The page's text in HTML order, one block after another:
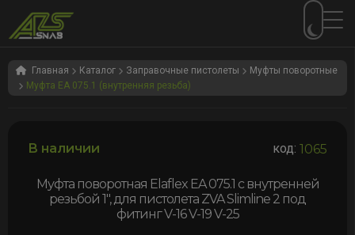
Перейти
навигации
Перейти
содержимому
Главная Каталог Заправочные пистолеты
Муфты поворотные
Муфта EA 075.1 (внутренняя резьба)
В наличии код: 1065
Муфта поворотная Elaflex EA 075.1 c внутренней
резьбой 1″, для пистолета ZVA Slimline 2 под
фитинг V-16 V-19 V-25